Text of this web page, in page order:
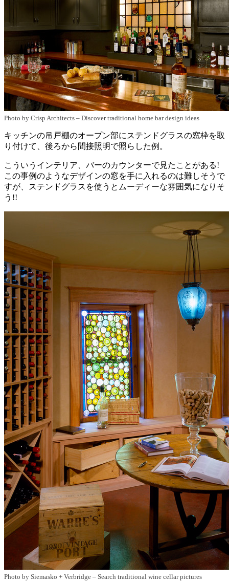
Photo by Crisp Architects – Discover traditional home bar design ideas
キッチンの吊戸棚のオープン部にステンドグラスの窓枠を取
り付けて、後ろから間接照明で照らした例。
こういうインテリア、バーのカウンターで見たことがある!
この事例のようなデザインの窓を手に入れるのは難しそうで
すが、ステンドグラスを使うとムーディーな雰囲気になりそ
う!!
Photo by Siemasko + Verbridge – Search traditional wine cellar pictures